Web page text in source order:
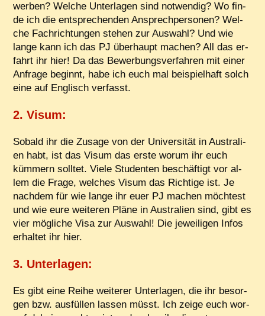
wer­ben? Wel­che Un­ter­la­gen sind not­wen­dig? Wo fin­
de ich die ent­spre­chen­den An­sprech­per­so­nen? Wel­
che Fach­rich­tun­gen ste­hen zur Aus­wahl? Und wie
lan­ge kann ich das PJ über­haupt ma­chen? All das er­
fahrt ihr hier! Da das Be­wer­bungs­ver­fah­ren mit ei­ner
An­fra­ge be­ginnt, ha­be ich euch mal bei­spiel­haft solch
ei­ne auf Eng­lisch verfasst.
2. Vi­sum:
So­bald ihr die Zu­sa­ge von der Uni­ver­si­tät in Aus­tra­li­
en habt, ist das Vi­sum das ers­te wor­um ihr euch
küm­mern soll­tet. Vie­le Stu­den­ten be­schäf­tigt vor al­
lem die Fra­ge, wel­ches Vi­sum das Rich­ti­ge ist. Je
nach­dem für wie lan­ge ihr eu­er PJ ma­chen möch­test
und wie eu­re wei­te­ren Plä­ne in Aus­tra­li­en sind, gibt es
vier mög­li­che Vi­sa zur Aus­wahl! Die je­wei­li­gen In­fos
er­hal­tet ihr hier.
3. Un­ter­la­gen:
Es gibt ei­ne Rei­he wei­te­rer Un­ter­la­gen, die ihr be­sor­
gen bzw. aus­fül­len las­sen müsst. Ich zei­ge euch wor­